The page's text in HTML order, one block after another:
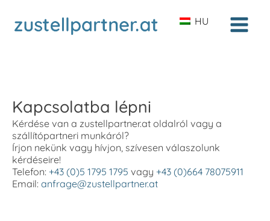
HU
Kapcsolatba lépni
Kérdése van a zustellpartner.at oldalról vagy a
szállítópartneri munkáról?
Írjon nekünk vagy hívjon, szívesen válaszolunk
kérdéseire!
Telefon: +43 (0)5 1795 1795 vagy +43 (0)664 78075911
Email: anfrage@zustellpartner.at